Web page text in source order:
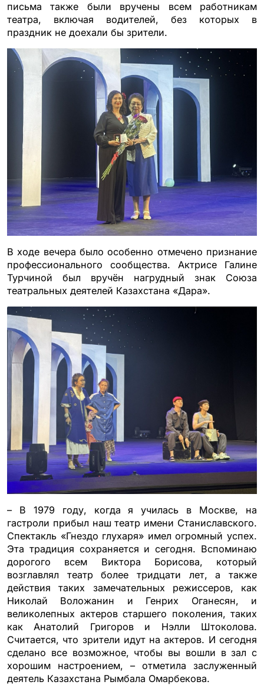
письма также были вручены всем работникам
театра, включая водителей, без которых в
праздник не доехали бы зрители.
В ходе вечера было особенно отмечено признание
профессионального сообщества. Актрисе Галине
Турчиной был вручён нагрудный знак Союза
театральных деятелей Казахстана «Дара».
– В 1979 году, когда я училась в Москве, на
гастроли прибыл наш театр имени Станиславского.
Спектакль «Гнездо глухаря» имел огромный успех.
Эта традиция сохраняется и сегодня. Вспоминаю
дорогого всем Виктора Борисова, который
возглавлял театр более тридцати лет, а также
действия таких замечательных режиссеров, как
Николай Воложанин и Генрих Оганесян, и
великолепных актеров старшего поколения, таких
как Анатолий Григоров и Нэлли Штоколова.
Считается, что зрители идут на актеров. И сегодня
сделано все возможное, чтобы вы вошли в зал с
хорошим настроением, – отметила заслуженный
деятель Казахстана Рымбала Омарбекова.